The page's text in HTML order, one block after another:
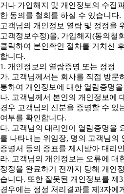
거나 가입해지 및 개인정보의 수집
한 동의를 철회를 하실 수 있습니다.
고객님의 개인정보 열람 및 정정을
고객정보수정)을, 가입해지(동의철
클릭하여 본인확인 절차를 거치신
합니다.
1. 개인정보의 열람증명 또는 정정
가. 고객님께서는 회사를 직접 방문
통하여 개인정보에 대한 열람증명
나. 고객님께서 본인의 개인정보에
경우 고객님의 신분을 증명할 수 있
여부를 확인합니다.
다. 고객님의 대리인이 열람증명을
를 나타내는 위임장, 명의 고객님의
증명서 등의 증표를 제시받아 대리
라. 고객님의 개인정보는 오류에 대
정정을 완료하기 전까지 당해 개인
습니다. 또한 잘못된 개인정보를 제
경우에는 정정 처리결과를 제3자에